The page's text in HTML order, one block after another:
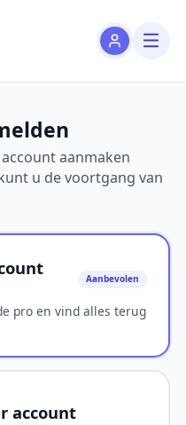
aanmaken
u de voortgang van
Aanbevolen
pro en vind alles terug
account